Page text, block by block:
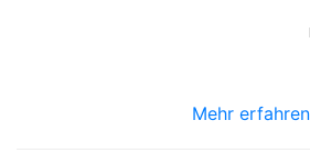
Mehr erfahren